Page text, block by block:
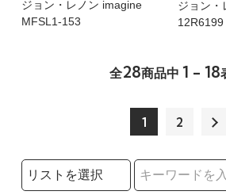
ジョン・レノン imagine
MFSL1-153
ジョン・
12R6199
全28商品中 1 - 18
1 2
検索リストの選択